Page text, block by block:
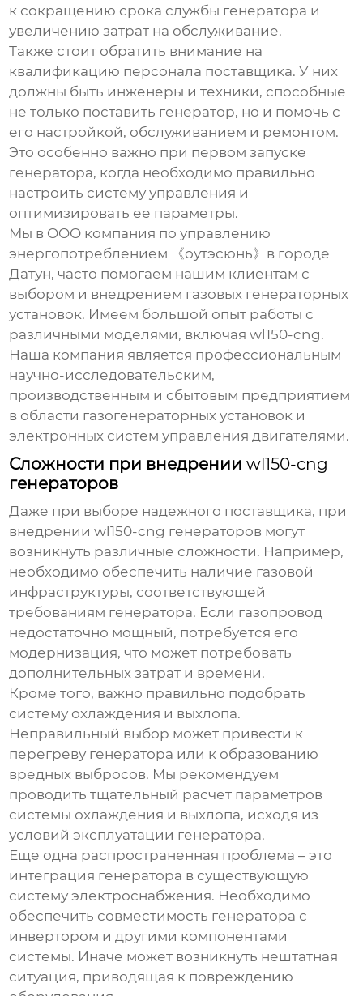
к сокращению срока службы генератора и
увеличению затрат на обслуживание.
Также стоит обратить внимание на
квалификацию персонала поставщика. У них
должны быть инженеры и техники, способные
не только поставить генератор, но и помочь с
его настройкой, обслуживанием и ремонтом.
Это особенно важно при первом запуске
генератора, когда необходимо правильно
настроить систему управления и
оптимизировать ее параметры.
Мы в OOO компания по управлению
энергопотреблением 《оутэсюнь》в городе
Датун, часто помогаем нашим клиентам с
выбором и внедрением газовых генераторных
установок. Имеем большой опыт работы с
различными моделями, включаяwl150-cng.
Наша компания является профессиональным
научно-исследовательским,
производственным и сбытовым предприятием
в области газогенераторных установок и
электронных систем управления двигателями.
Сложности при внедренииwl150-cng
генераторов
Даже при выборе надежного поставщика, при
внедренииwl150-cng генераторов могут
возникнуть различные сложности. Например,
необходимо обеспечить наличие газовой
инфраструктуры, соответствующей
требованиям генератора. Если газопровод
недостаточно мощный, потребуется его
модернизация, что может потребовать
дополнительных затрат и времени.
Кроме того, важно правильно подобрать
систему охлаждения и выхлопа.
Неправильный выбор может привести к
перегреву генератора или к образованию
вредных выбросов. Мы рекомендуем
проводить тщательный расчет параметров
системы охлаждения и выхлопа, исходя из
условий эксплуатации генератора.
Еще одна распространенная проблема – это
интеграция генератора в существующую
систему электроснабжения. Необходимо
обеспечить совместимость генератора с
инвертором и другими компонентами
системы. Иначе может возникнуть нештатная
ситуация, приводящая к повреждению